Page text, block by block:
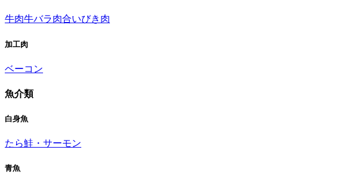
牛肉牛バラ肉合いびき肉
加工肉
ベーコン
魚介類
白身魚
たら鮭・サーモン
青魚